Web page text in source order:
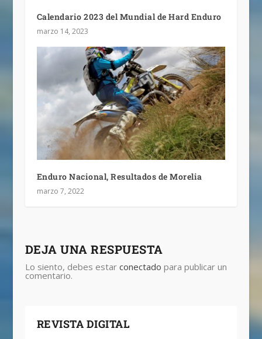
Calendario 2023 del Mundial de Hard Enduro
marzo 14, 2023
Enduro Nacional, Resultados de Morelia
marzo 7, 2022
DEJA UNA RESPUESTA
Lo siento, debes estar conectado para publicar un
comentario.
REVISTA DIGITAL